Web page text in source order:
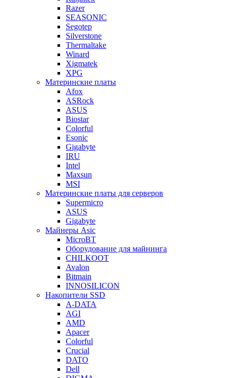
Razer
SEASONIC
Segotep
Silverstone
Thermaltake
Winard
Xigmatek
XPG
Материнские платы
Afox
ASRock
ASUS
Biostar
Colorful
Esonic
Gigabyte
IRU
Intel
Maxsun
MSI
Материнские платы для серверов
Supermicro
ASUS
Gigabyte
Майнеры Asic
MicroBT
Оборудование для майнинга
CHILKOOT
Avalon
Bitmain
INNOSILICON
Накопители SSD
A-DATA
AGI
AMD
Apacer
Colorful
Crucial
DATO
Dell